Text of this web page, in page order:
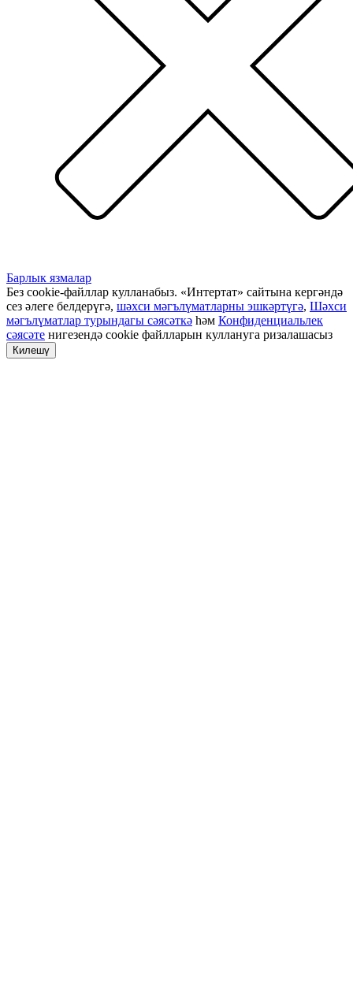
Барлык язмалар
Без cookie-файллар кулланабыз. «Интертат» сайтына кергәндә
сез әлеге белдерүгә, шәхси мәгълүматларны эшкәртүгә, Шәхси
мәгълүматлар турындагы сәясәткә һәм Конфиденциальлек
сәясәте нигезендә cookie файлларын куллануга ризалашасыз
Килешү